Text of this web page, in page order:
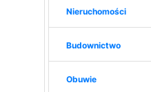
Nieruchomości
Budownictwo
Obuwie